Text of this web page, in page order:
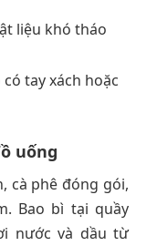
liệu khó tháo
tay xách hoặc
uống
cà phê đóng gói,
Bao bì tại quầy
nước và dầu từ